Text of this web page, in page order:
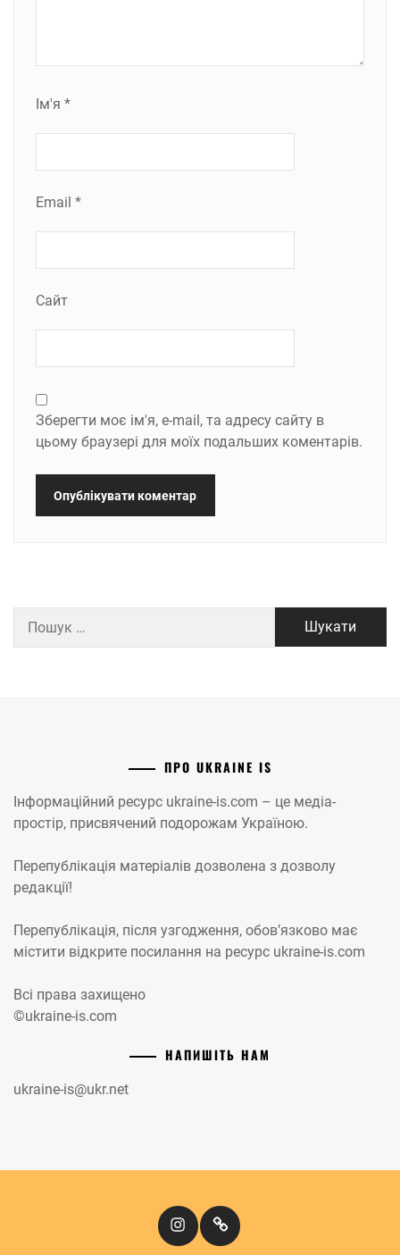
Ім'я *
Email *
Сайт
Зберегти моє ім'я, e-mail, та адресу сайту в
цьому браузері для моїх подальших коментарів.
ПРО UKRAINE IS
Інформаційний ресурс ukraine-is.com – це медіа-
простір, присвячений подорожам Україною.
Перепублікація матеріалів дозволена з дозволу
редакції!
Перепублікація, після узгодження, обов’язково має
містити відкрите посилання на ресурс ukraine-is.com
Всі права захищено
©ukraine-is.com
НАПИШІТЬ НАМ
ukraine-is@ukr.net
InstagramКіномандри